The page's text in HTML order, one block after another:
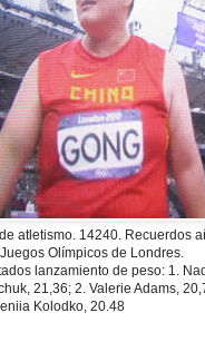
atletismo. 14240. Recuerdos
Olímpicos de Londres.
lanzamiento de peso: 1.
21,36; 2. Valerie Adams,
Kolodko, 20.48